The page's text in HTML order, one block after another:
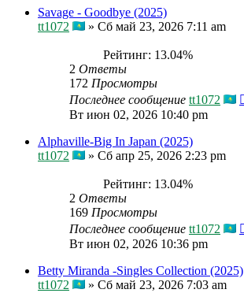
Savage - Goodbye (2025)
tt1072
» Сб май 23, 2026 7:11 am
Рейтинг: 13.04%
2 Ответы
172 Просмотры
Последнее сообщение tt1072
Вт июн 02, 2026 10:40 pm
Alphaville-Big In Japan (2025)
tt1072
» Сб апр 25, 2026 2:23 pm
Рейтинг: 13.04%
2 Ответы
169 Просмотры
Последнее сообщение tt1072
Вт июн 02, 2026 10:36 pm
Betty Miranda -Singles Collection (2025)
tt1072
» Сб май 23, 2026 7:03 am